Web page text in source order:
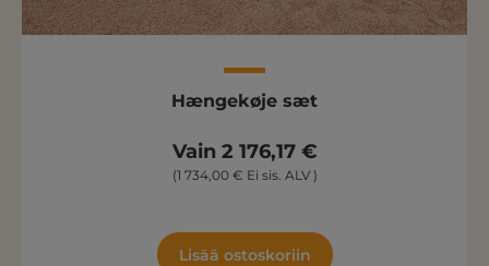
Hængekøje sæt
Vain 2 176,17 €
(1 734,00 € Ei sis. ALV )
Lisää ostoskoriin